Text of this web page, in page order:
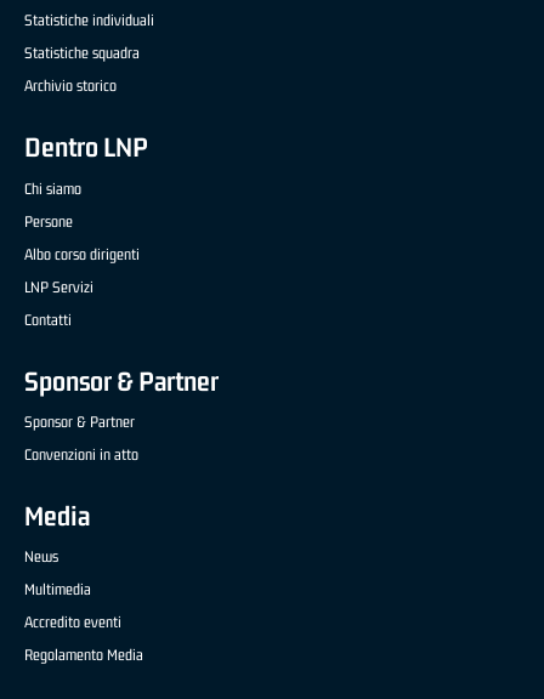
Statistiche individuali
Statistiche squadra
Archivio storico
Dentro LNP
Chi siamo
Persone
Albo corso dirigenti
LNP Servizi
Contatti
Sponsor & Partner
Sponsor & Partner
Convenzioni in atto
Media
News
Multimedia
Accredito eventi
Regolamento Media